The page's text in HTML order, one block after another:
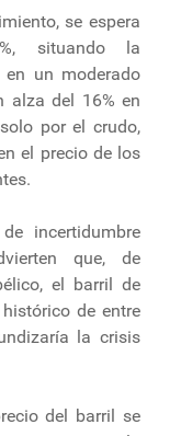
se espera
situando la
un moderado
alza del 16% en
por el crudo,
el precio de los
incertidumbre
que, de
el barril de
de entre
la crisis
del barril se